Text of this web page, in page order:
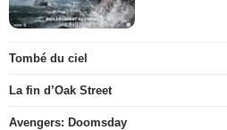
Tombé du ciel
La fin d’Oak Street
Avengers: Doomsday